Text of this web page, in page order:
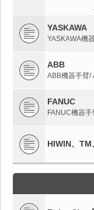
YASKAWA
YASKAWA機
ABB
ABB機器手臂/
FANUC
FANUC機器
HIWIN、